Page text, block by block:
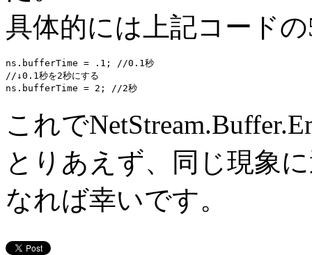
具体的には上記コード
ns.bufferTime = .1; //0.1秒
//↓0.1秒を2秒にする
これで
とりあえず、同じ現象
なれば幸いです。